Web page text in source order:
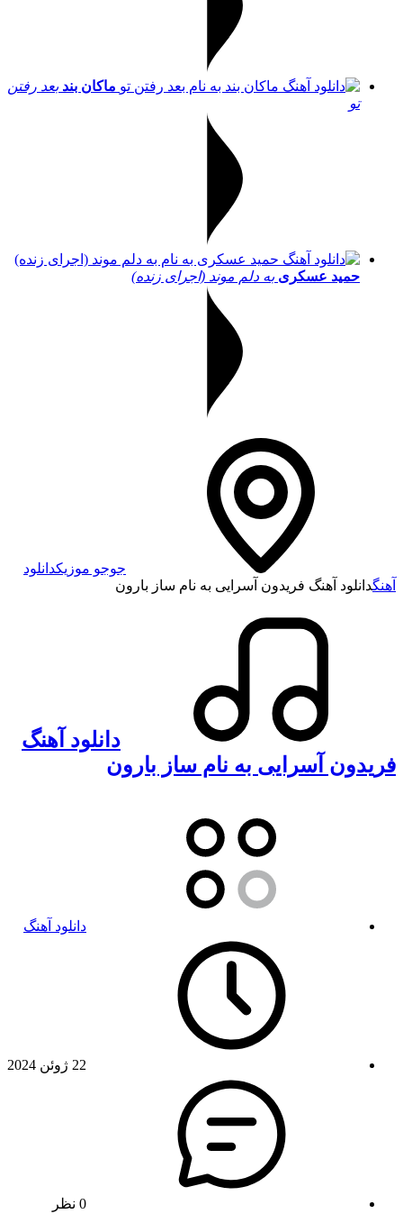
ماکان بند بعد رفتن
تو
حمید عسکری به دلم موند (اجرای زنده)
جوجو موزیکدانلود
آهنگدانلود آهنگ فریدون آسرایی به نام ساز بارون
دانلود آهنگ
فریدون آسرایی به نام ساز بارون
دانلود آهنگ